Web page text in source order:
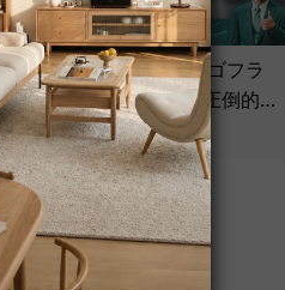
AXISU アクシスエルゴフラ
イオフィスチェア｜圧倒的な
追従機能とフルサポート構造
¥52,800税込